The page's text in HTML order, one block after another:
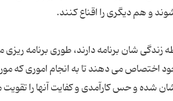
زندگی شان برنامه دارند، طوری برنامه
خود اختصاص می دهند تا به انجام اموری